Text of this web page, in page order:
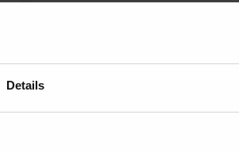
Details